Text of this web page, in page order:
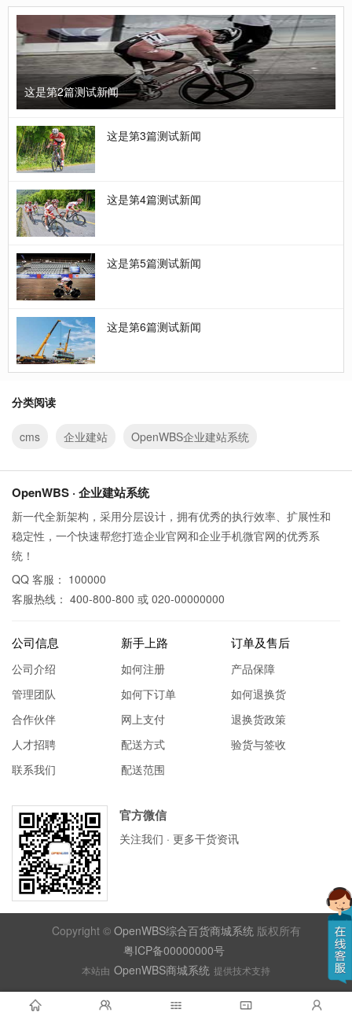
这是第2篇测试新闻
这是第3篇测试新闻
这是第4篇测试新闻
这是第5篇测试新闻
这是第6篇测试新闻
分类阅读
cms 企业建站 OpenWBS企业建站系统
OpenWBS · 企业建站系统
新一代全新架构，采用分层设计，拥有优秀的执行效率、扩展性和
稳定性，一个快速帮您打造企业官网和企业手机微官网的优秀系
统！
QQ 客服： 100000
客服热线： 400-800-800 或 020-00000000
公司信息
公司介绍
管理团队
合作伙伴
人才招聘
联系我们
新手上路
如何注册
如何下订单
网上支付
配送方式
配送范围
订单及售后
产品保障
如何退换货
退换货政策
验货与签收
官方微信
关注我们 · 更多干货资讯
Copyright © OpenWBS综合百货商城系统 版权所有
粤ICP备00000000号
本站由 OpenWBS商城系统 提供技术支持